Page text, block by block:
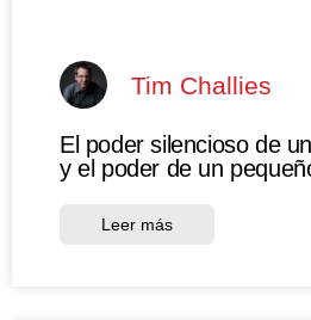
Tim Challies
El poder silencioso de
y el poder de un
Leer más